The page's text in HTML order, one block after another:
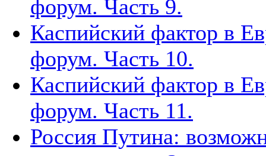
форум. Часть 9.
Каспийский фактор в
форум. Часть 10.
Каспийский фактор в
форум. Часть 11.
Россия Путина: